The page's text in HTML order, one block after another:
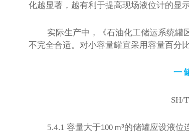
化越显著，越有利于提高现场液位计的显示
实际生产中，《石油化工储运系统罐
不完全合适。对小容量罐宜采用容量百分
一
SH/
5.4.1 容量大于100 m³的储罐应设液位